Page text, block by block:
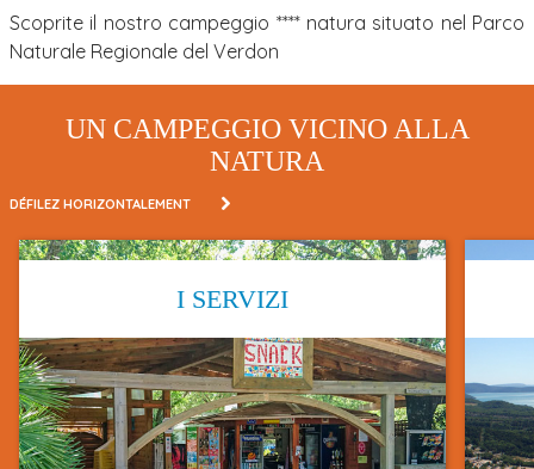
Scoprite il nostro campeggio **** natura situato nel Parco
Naturale Regionale del Verdon
UN CAMPEGGIO VICINO ALLA
NATURA
DÉFILEZ HORIZONTALEMENT
I SERVIZI